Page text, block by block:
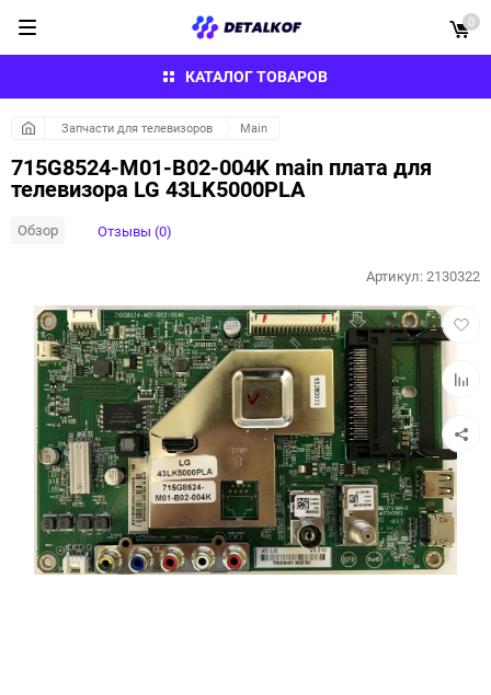
КАТАЛОГ ТОВАРОВ
0
Запчасти для телевизоров Main
715G8524-M01-B02-004K main плата для
телевизора LG 43LK5000PLA
Обзор Отзывы (0)
в
к
Артикул:2130322